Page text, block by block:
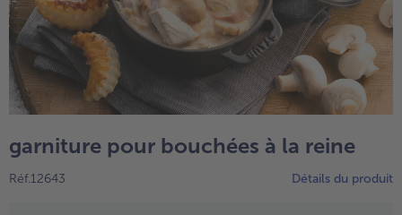
garniture pour bouchées à la reine
Réf.12643 Détails du produit